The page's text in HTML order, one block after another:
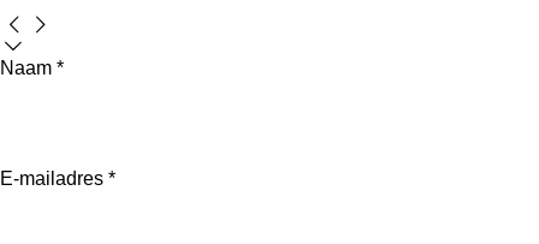
Naam *
E-mailadres *